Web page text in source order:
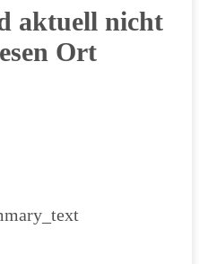
aktuell nicht
Ort